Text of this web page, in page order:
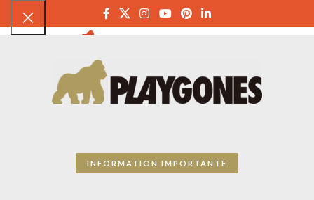
INFORMATION IMPORTANTE